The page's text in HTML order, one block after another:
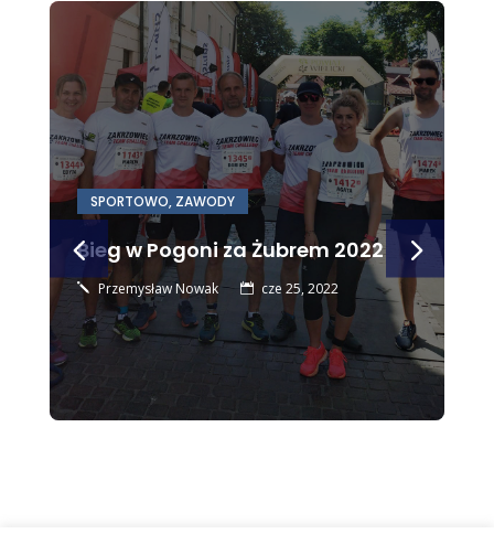
SPORTOWO, ZAWODY
Bieg w Pogoni za Żubrem 2022
j Przemysław Nowak  cze 25, 2022